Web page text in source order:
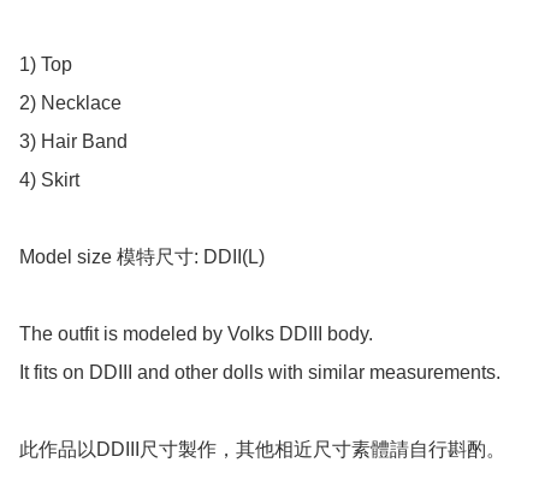
1) Top
2) Necklace
3) Hair Band
4) Skirt
Model size 模特尺寸: DDII(L)
The outfit is modeled by Volks DDIII body.
It fits on DDIII and other dolls with similar measurements.
此作品以DDIII尺寸製作，其他相近尺寸素體請自行斟酌。